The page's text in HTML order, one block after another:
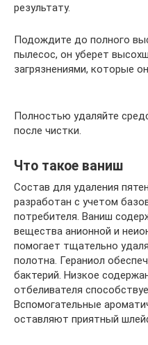
результату.
Подождите до полного
пылесос, он уберет
загрязнениями, которые
Полностью удаляйте
после чистки.
Что такое ваниш
Состав для удаления
разработан с учетом
потребителя. Ваниш
вещества анионной и
помогает тщательно
полотна. Гераниол
бактерий. Низкое
отбеливателя
Вспомогательные
оставляют приятный